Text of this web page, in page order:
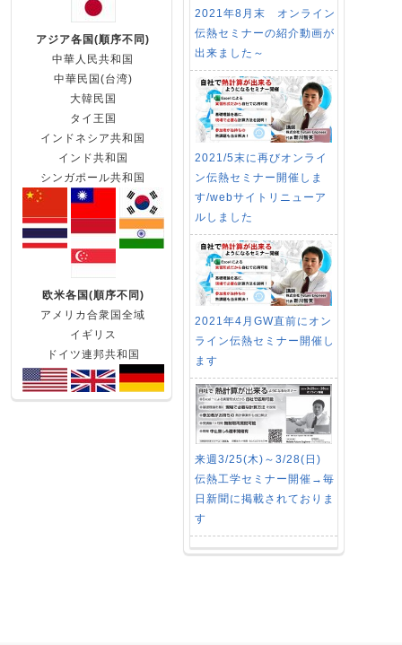
2021年8月末 オンライン
伝熱セミナーの紹介動画が
出来ました～
2021/5末に再びオンライ
ン伝熱セミナー開催しま
す/webサイトリニューア
ルしました
2021年4月GW直前にオン
ライン伝熱セミナー開催し
ます
来週3/25(木)～3/28(日)
伝熱工学セミナー開催→毎
日新聞に掲載されておりま
す
アジア各国(順序不同)
中華人民共和国
中華民国(台湾)
大韓民国
タイ王国
インドネシア共和国
インド共和国
シンガポール共和国
欧米各国(順序不同)
アメリカ合衆国全域
イギリス
ドイツ連邦共和国